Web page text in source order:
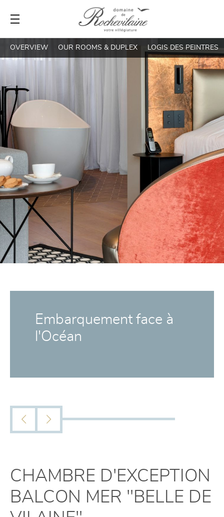
OVERVIEW OUR ROOMS & DUPLEX LOGIS DES PEINTRES
Embarquement face à
l'Océan
CHAMBRE D'EXCEPTION
BALCON MER "BELLE DE